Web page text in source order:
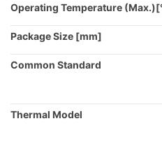
Operating Temperature
Package Size [mm]
Common Standard
Thermal Model